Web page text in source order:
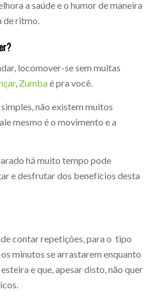
a saúde e o humor de maneira
de ritmo.
locomover-se sem muitas
, Zumbaé pra você.
não existem muitos
mesmo é o movimento e a
há muito tempo pode
e desfrutar dos benefícios desta
contar repetições, para o tipo
minutos se arrastarem enquanto
e que, apesar disto, não quer